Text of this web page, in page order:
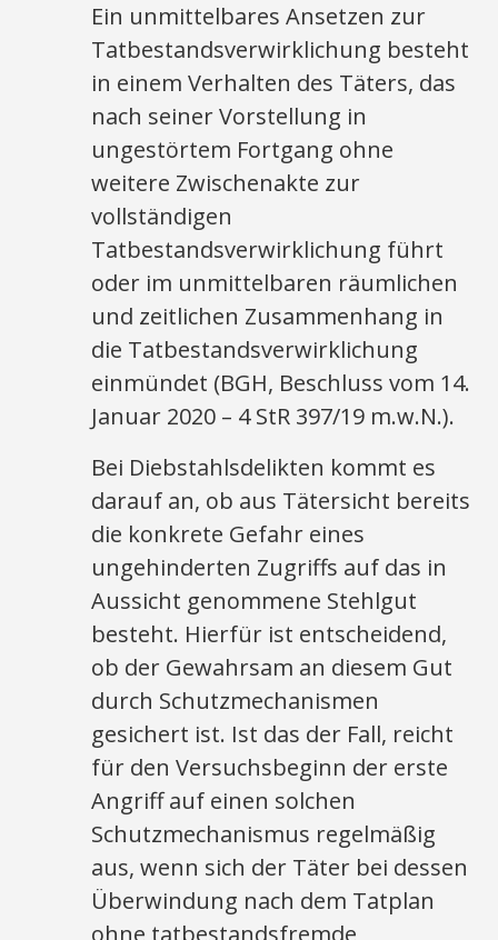
Ein unmittelbares Ansetzen zur
Tatbestandsverwirklichung besteht
in einem Verhalten des Täters, das
nach seiner Vorstellung in
ungestörtem Fortgang ohne
weitere Zwischenakte zur
vollständigen
Tatbestandsverwirklichung führt
oder im unmittelbaren räumlichen
und zeitlichen Zusammenhang in
die Tatbestandsverwirklichung
einmündet (BGH, Beschluss vom 14.
Januar 2020 – 4 StR 397/19 m.w.N.).
Bei Diebstahlsdelikten kommt es
darauf an, ob aus Tätersicht bereits
die konkrete Gefahr eines
ungehinderten Zugriffs auf das in
Aussicht genommene Stehlgut
besteht. Hierfür ist entscheidend,
ob der Gewahrsam an diesem Gut
durch Schutzmechanismen
gesichert ist. Ist das der Fall, reicht
für den Versuchsbeginn der erste
Angriff auf einen solchen
Schutzmechanismus regelmäßig
aus, wenn sich der Täter bei dessen
Überwindung nach dem Tatplan
ohne tatbestandsfremde